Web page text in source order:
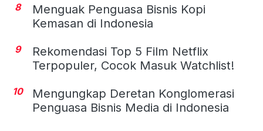
8
Menguak Penguasa Bisnis Kopi
Kemasan di Indonesia
9
Rekomendasi Top 5 Film Netflix
Terpopuler, Cocok Masuk Watchlist!
10
Mengungkap Deretan Konglomerasi
Penguasa Bisnis Media di Indonesia